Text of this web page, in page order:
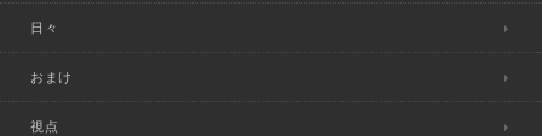
日々
おまけ
視点